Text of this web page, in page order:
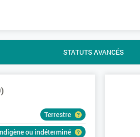
STATUTS AVANCÉS
Terrestre
ou indéterminé